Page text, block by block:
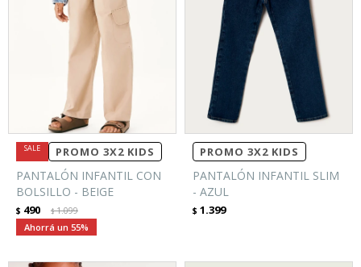
PROMO 3X2 KIDS
PANTALÓN INFANTIL CON
BOLSILLO - BEIGE
$ 490 $1.099
55
PROMO 3X2 KIDS
PANTALÓN INFANTIL SLIM
- AZUL
$ 1.399